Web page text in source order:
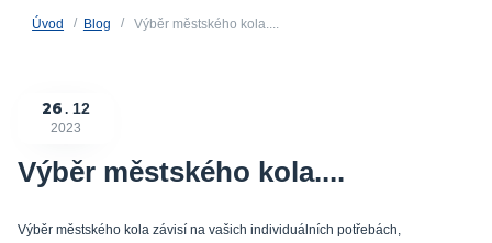
Úvod Blog Výběr městského kola....
26 12
2023
Výběr městského kola....
Výběr městského kola závisí na vašich individuálních potřebách,